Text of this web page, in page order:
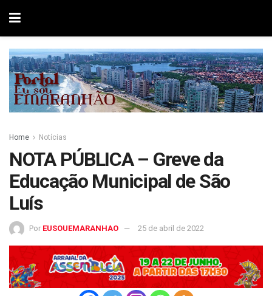
Home Notícias
NOTA PÚBLICA – Greve da
Educação Municipal de São
Luís
Por EUSOUEMARANHAO 25 de abril de 2022